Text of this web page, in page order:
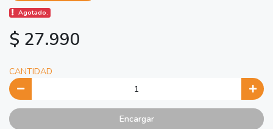
Agotado.
$ 27.990
CANTIDAD
Encargar